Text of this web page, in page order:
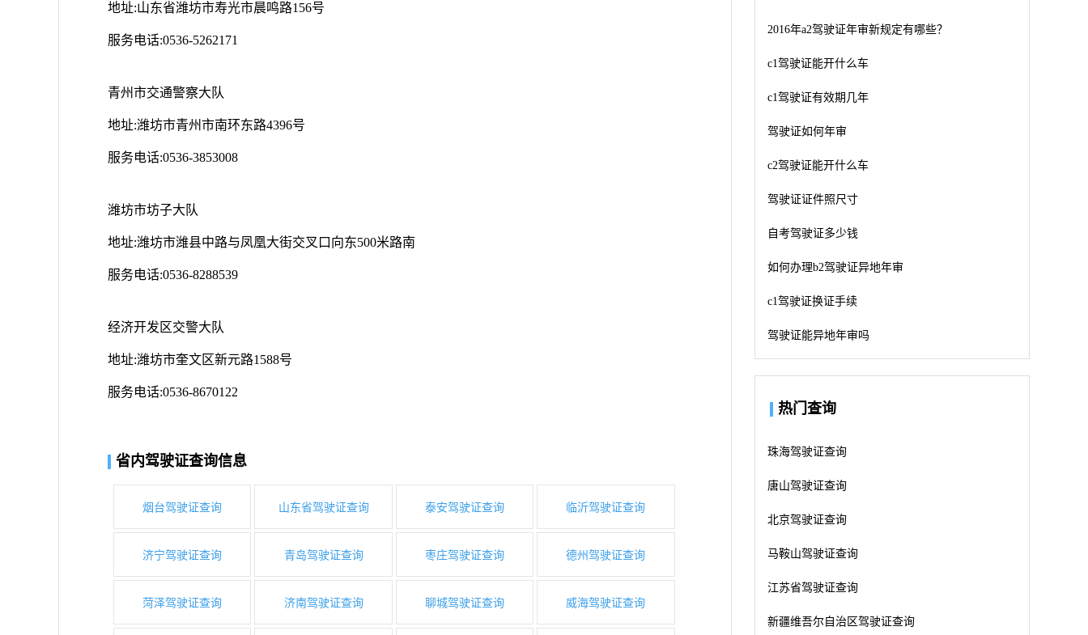
地址:山东省潍坊市寿光市晨鸣路156号
服务电话:0536-5262171
青州市交通警察大队
地址:潍坊市青州市南环东路4396号
服务电话:0536-3853008
潍坊市坊子大队
地址:潍坊市潍县中路与凤凰大街交叉口向东500米路南
服务电话:0536-8288539
经济开发区交警大队
地址:潍坊市奎文区新元路1588号
服务电话:0536-8670122
省内驾驶证查询信息
烟台驾驶证查询 山东省驾驶证查询 泰安驾驶证查询 临沂驾驶证查询
济宁驾驶证查询 青岛驾驶证查询 枣庄驾驶证查询 德州驾驶证查询
菏泽驾驶证查询 济南驾驶证查询 聊城驾驶证查询 威海驾驶证查询
2016年a2驾驶证年审新规定有哪些？
c1驾驶证能开什么车
c1驾驶证有效期几年
驾驶证如何年审
c2驾驶证能开什么车
驾驶证证件照尺寸
自考驾驶证多少钱
如何办理b2驾驶证异地年审
c1驾驶证换证手续
驾驶证能异地年审吗
热门查询
珠海驾驶证查询
唐山驾驶证查询
北京驾驶证查询
马鞍山驾驶证查询
江苏省驾驶证查询
新疆维吾尔自治区驾驶证查询